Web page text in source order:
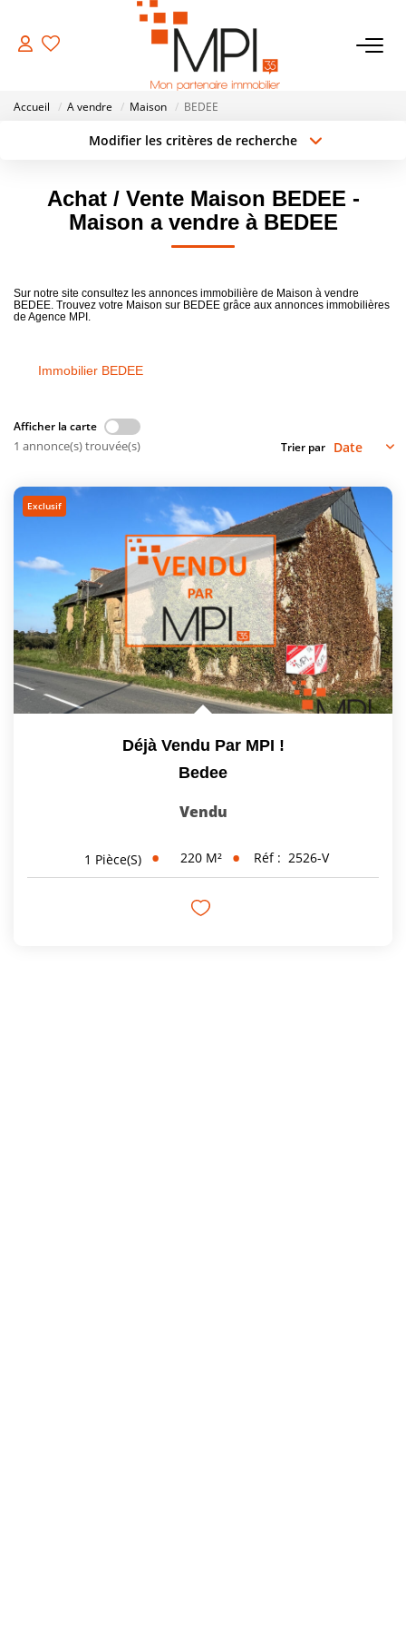
VENTES
Biens À Vendre
LOCATIONS
ESTIMATION
Simulateurs
Nos Outils Pour Vendre
ACTUALITÉS
CONTACT
Recrutement
Accueil A vendre Maison BEDEE
Modifier les critères de recherche
Sélectionnez...
Type de bien
Surface min
Plus de critères Créer une alerte
Achat / Vente Maison BEDEE -
Maison a vendre à BEDEE
Sur notre site consultez les annonces immobilière de Maison à vendre
BEDEE. Trouvez votre Maison sur BEDEE grâce aux annonces immobilières
de Agence MPI.
Immobilier BEDEE
Afficher la carte
1 annonce(s) trouvée(s) Trier par
Exclusif
Déjà Vendu Par MPI !
Bedee
Vendu
1 Pièce(s) 220 M² Réf : 2526-V